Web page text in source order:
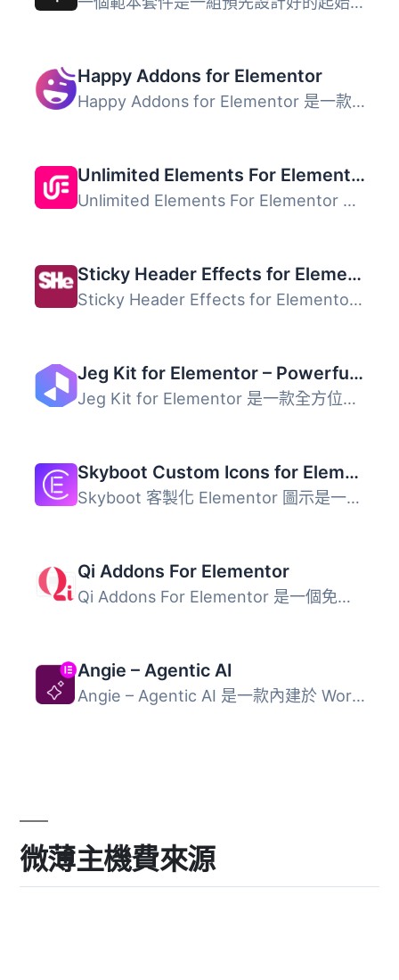
Happy Addons for Elementor
Happy Addons for Elementor 是一款功能強大的 Elementor 外...
Unlimited Elements For Elementor
Unlimited Elements For Elementor 是一款專為 Elementor 使...
Sticky Header Effects for Elementor
Sticky Header Effects for Elementor 是一款適用於 Elemento...
Jeg Kit for Elementor – Powerful Addons for Elementor, Widgets & Templates for WordPress
Jeg Kit for Elementor 是一款全方位的外掛，為 Elementor 提...
Skyboot Custom Icons for Elementor – Elementor Icons library – 14300+ Icons
Skyboot 客製化 Elementor 圖示是一個極佳的自定義 Elementor...
Qi Addons For Elementor
Qi Addons For Elementor 是一個免費的 Elementor 小工具庫，...
Angie – Agentic AI
Angie – Agentic AI 是一款內建於 WordPress 的人工智慧外掛...
微薄主機費來源